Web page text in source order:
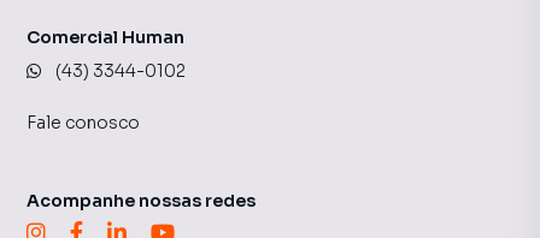
Comercial Human
(43) 3344-0102
Fale conosco
Acompanhe nossas redes